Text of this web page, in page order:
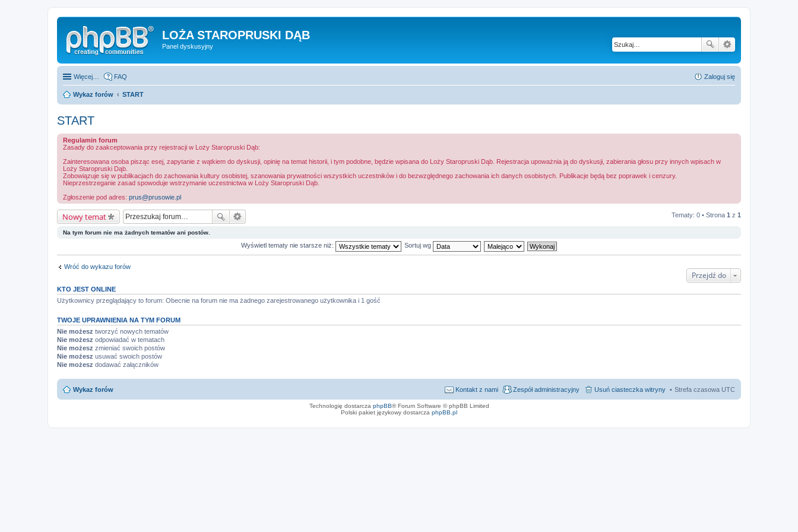
LOŻA STAROPRUSKI DĄB
Panel dyskusyjny
Więcej… FAQ Zaloguj się
Wykaz forów START
START
Regulamin forum
Zasady do zaakceptowania przy rejestracji w Loży Staropruski Dąb:
Zainteresowana osoba pisząc esej, zapytanie z wątkiem do dyskusji, opinię na temat historii, i tym podobne, będzie wpisana do Loży Staropruski Dąb. Rejestracja upoważnia ją do dyskusji, zabierania głosu przy innych wpisach w
Loży Staropruski Dąb.
Zobowiązuje się w publikacjach do zachowania kultury osobistej, szanowania prywatności wszystkich uczestników i do bezwzględnego zachowania ich danych osobistych. Publikacje będą bez poprawek i cenzury.
Nieprzestrzeganie zasad spowoduje wstrzymanie uczestnictwa w Loży Staropruski Dąb.
Zgłoszenie pod adres: prus@prusowie.pl
Nowy temat Tematy: 0 • Strona 1 z 1
Na tym forum nie ma żadnych tematów ani postów.
Wyświetl tematy nie starsze niż: Sortuj wg
Wróć do wykazu forów
Przejdź do
KTO JEST ONLINE
Użytkownicy przeglądający to forum: Obecnie na forum nie ma żadnego zarejestrowanego użytkownika i 1 gość
TWOJE UPRAWNIENIA NA TYM FORUM
Nie możesz tworzyć nowych tematów
Nie możesz odpowiadać w tematach
Nie możesz zmieniać swoich postów
Nie możesz usuwać swoich postów
Nie możesz dodawać załączników
Wykaz forów Strefa czasowa UTC
Usuń ciasteczka witryny
Zespół administracyjny
Kontakt z nami
Technologię dostarcza phpBB® Forum Software © phpBB Limited
Polski pakiet językowy dostarcza phpBB.pl